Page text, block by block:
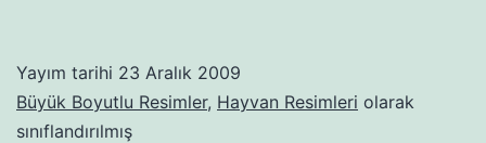
Yayım tarihi 23 Aralık 2009
Büyük Boyutlu Resimler, Hayvan Resimleri olarak
sınıflandırılmış